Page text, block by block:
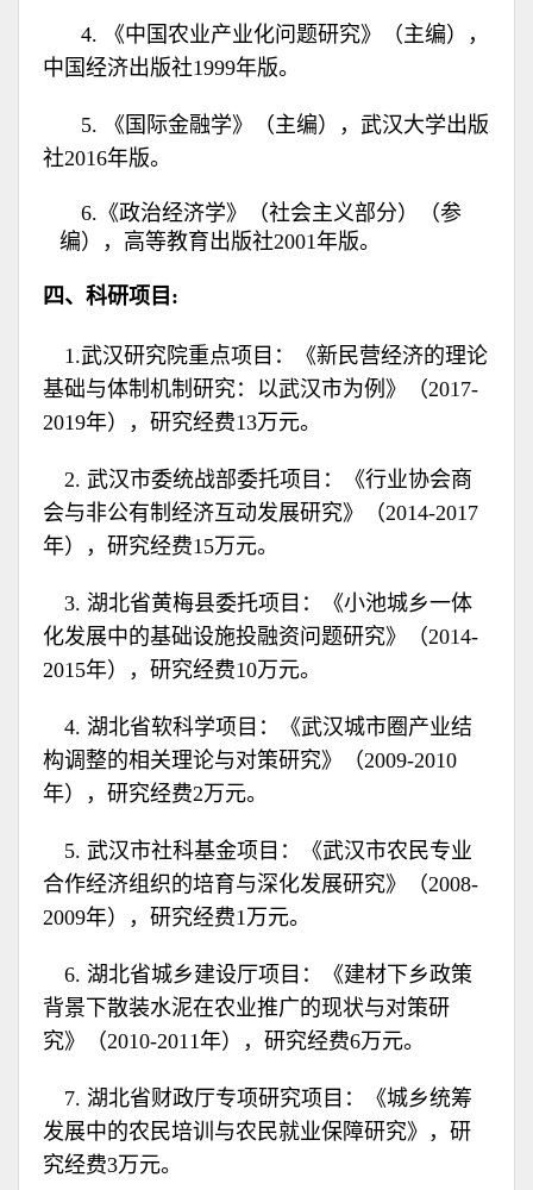
4. 《中国农业产业化问题研究》（主编），
中国经济出版社1999年版。
5. 《国际金融学》（主编），武汉大学出版
社2016年版。
6.《政治经济学》（社会主义部分）（参
编），高等教育出版社2001年版。
四、科研项目:
1.武汉研究院重点项目：《新民营经济的理论
基础与体制机制研究：以武汉市为例》（2017-
2019年），研究经费13万元。
2. 武汉市委统战部委托项目：《行业协会商
会与非公有制经济互动发展研究》（2014-2017
年），研究经费15万元。
3. 湖北省黄梅县委托项目：《小池城乡一体
化发展中的基础设施投融资问题研究》（2014-
2015年），研究经费10万元。
4. 湖北省软科学项目：《武汉城市圈产业结
构调整的相关理论与对策研究》（2009-2010
年），研究经费2万元。
5. 武汉市社科基金项目：《武汉市农民专业
合作经济组织的培育与深化发展研究》（2008-
2009年），研究经费1万元。
6. 湖北省城乡建设厅项目：《建材下乡政策
背景下散装水泥在农业推广的现状与对策研
究》（2010-2011年），研究经费6万元。
7. 湖北省财政厅专项研究项目：《城乡统筹
发展中的农民培训与农民就业保障研究》，研
究经费3万元。